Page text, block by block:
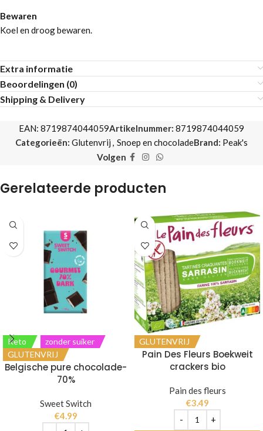
Bewaren
Koel en droog bewaren.
Extra informatie
Beoordelingen (0)
Shipping & Delivery
EAN: 8719874044059Artikelnummer: 8719874044059
Categorieën: Glutenvrij , Snoep en chocoladeBrand: Peak's
Volgen
Gerelateerde producten
Keto
zonder suiker
GLUTENVRIJ
Belgische pure chocolade-
70%
Sweet Switch
€4.99
GLUTENVRIJ
Pain Des Fleurs Boekweit
crackers bio
Pain des fleurs
€3.49